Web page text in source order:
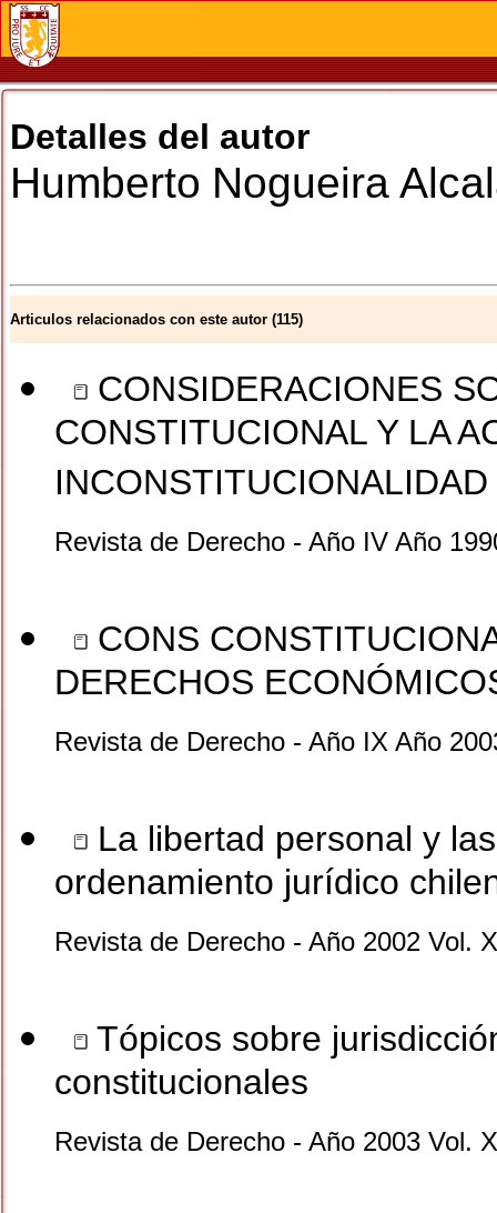
Detalles del autor
Humberto Nogueira
Articulos relacionados con este autor (115)
CONSIDERACIONES
CONSTITUCIONAL Y LA
Revista de Derecho - Año IV Año
CONS
DERECHOS
Revista de Derecho - Año IX Año
La libertad personal y
ordenamiento jurídico
Revista de Derecho - Año 2002 Vol.
Tópicos sobre
constitucionales
Revista de Derecho - Año 2003 Vol.